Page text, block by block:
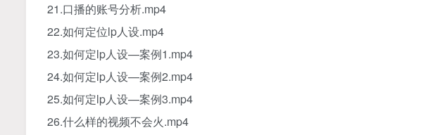
21.口播的账号分析.mp4
22.如何定位lp人设.mp4
23.如何定lp人设—案例1.mp4
24.如何定lp人设—案例2.mp4
25.如何定lp人设—案例3.mp4
26.什么样的视频不会火.mp4